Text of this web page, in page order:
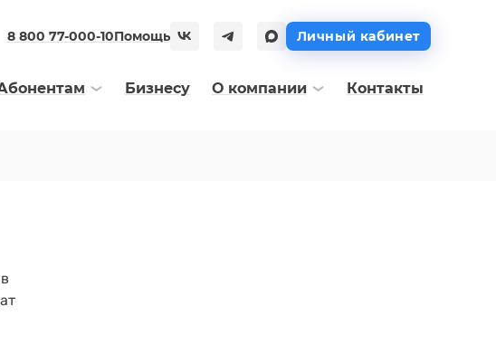
8 800 77-000-10Помощь Личный кабинет
Бизнесу О компании Контакты